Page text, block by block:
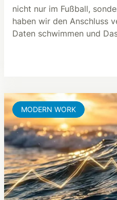
nicht nur im Fußball,
haben wir den Anschluss
Daten schwimmen und
MODERN WORK